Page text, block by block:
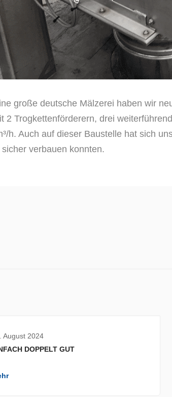
große deutsche Mälzerei haben wir
2 Trogkettenförderern, drei
h. Auch auf dieser Baustelle hat sich
sicher verbauen konnten.
August 2024
DOPPELT GUT